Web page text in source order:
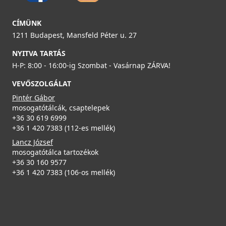
ELLECI - Csaptelep Cloud K95
MKKCLO95
99 990 Ft
Részletek
mosogatókhoz - fekete
35 990 Ft
Részletek
ELLECI - KF042100BK Gourmet szett 1/6 ZEN fekete -
Kifutó termék!
KF042100BK
139 990 Ft
CÍMÜNK
1211 Budapest, Mansfeld Péter u. 27
NYITVA TARTÁS
H-P: 8:00 - 16:00-ig Szombat - Vasárnap ZÁRVA!
VEVŐSZOLGÁLAT
Pintér Gábor
mosogatótálcák, csaptelepek
+36 30 619 6999
+36 1 420 7383 (112-es mellék)
Lancz József
mosogatótálca tartozékok
+36 30 160 9577
+36 1 420 7383 (106-os mellék)